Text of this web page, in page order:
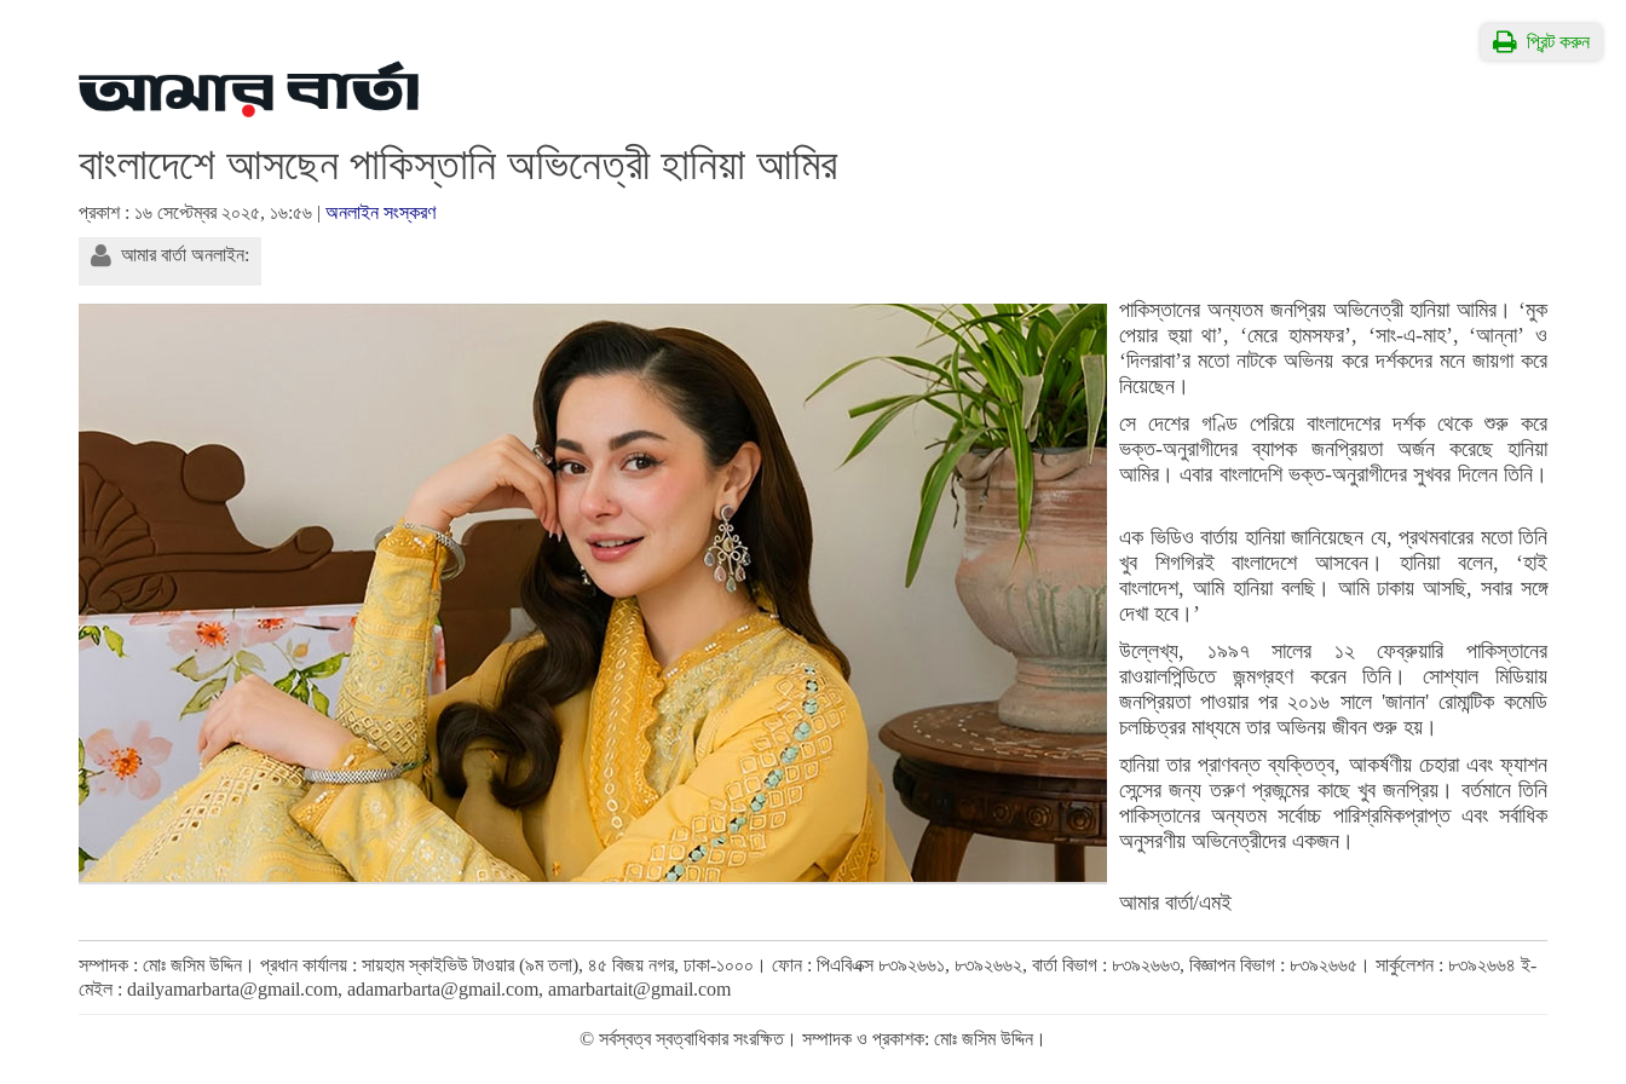
বাংলাদেশে আসছেন পাকিস্তানি অভিনেত্রী হানিয়া আমির
প্রকাশ : ১৬ সেপ্টেম্বর ২০২৫, ১৬:৫৬ | অনলাইন সংস্করণ
আমার বার্তা অনলাইন:
পাকিস্তানের অন্যতম জনপ্রিয় অভিনেত্রী হানিয়া আমির। ‘মুক
পেয়ার হুয়া থা’, ‘মেরে হামসফর’, ‘সাং-এ-মাহ’, ‘আন্না’ ও
‘দিলরাবা’র মতো নাটকে অভিনয় করে দর্শকদের মনে জায়গা করে
নিয়েছেন।
সে দেশের গণ্ডি পেরিয়ে বাংলাদেশের দর্শক থেকে শুরু করে
ভক্ত-অনুরাগীদের ব্যাপক জনপ্রিয়তা অর্জন করেছে হানিয়া
আমির। এবার বাংলাদেশি ভক্ত-অনুরাগীদের সুখবর দিলেন তিনি।
এক ভিডিও বার্তায় হানিয়া জানিয়েছেন যে, প্রথমবারের মতো তিনি
খুব শিগগিরই বাংলাদেশে আসবেন। হানিয়া বলেন, ‘হাই
বাংলাদেশ, আমি হানিয়া বলছি। আমি ঢাকায় আসছি, সবার সঙ্গে
দেখা হবে।’
উল্লেখ্য, ১৯৯৭ সালের ১২ ফেব্রুয়ারি পাকিস্তানের
রাওয়ালপিন্ডিতে জন্মগ্রহণ করেন তিনি। সোশ্যাল মিডিয়ায়
জনপ্রিয়তা পাওয়ার পর ২০১৬ সালে 'জানান' রোমান্টিক কমেডি
চলচ্চিত্রর মাধ্যমে তার অভিনয় জীবন শুরু হয়।
হানিয়া তার প্রাণবন্ত ব্যক্তিত্ব, আকর্ষণীয় চেহারা এবং ফ্যাশন
সেন্সের জন্য তরুণ প্রজন্মের কাছে খুব জনপ্রিয়। বর্তমানে তিনি
পাকিস্তানের অন্যতম সর্বোচ্চ পারিশ্রমিকপ্রাপ্ত এবং সর্বাধিক
অনুসরণীয় অভিনেত্রীদের একজন।
আমার বার্তা/এমই
সম্পাদক : মোঃ জসিম উদ্দিন। প্রধান কার্যালয় : সায়হাম স্কাইভিউ টাওয়ার (৯ম তলা), ৪৫ বিজয় নগর, ঢাকা-১০০০। ফোন : পিএবিএক্স ৮৩৯২৬৬১, ৮৩৯২৬৬২, বার্তা বিভাগ : ৮৩৯২৬৬৩, বিজ্ঞাপন বিভাগ : ৮৩৯২৬৬৫। সার্কুলেশন : ৮৩৯২৬৬৪ ই-
মেইল : dailyamarbarta@gmail.com, adamarbarta@gmail.com, amarbartait@gmail.com
© সর্বস্বত্ব স্বত্বাধিকার সংরক্ষিত। সম্পাদক ও প্রকাশক: মোঃ জসিম উদ্দিন।
প্রিন্ট করুন